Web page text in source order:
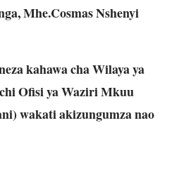
Mhe.Cosmas Nshenyi
kahawa cha Wilaya ya
Ofisi ya Waziri Mkuu
wakati akizungumza nao